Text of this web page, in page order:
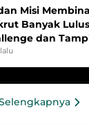
Misi Membina
Banyak
dan
League